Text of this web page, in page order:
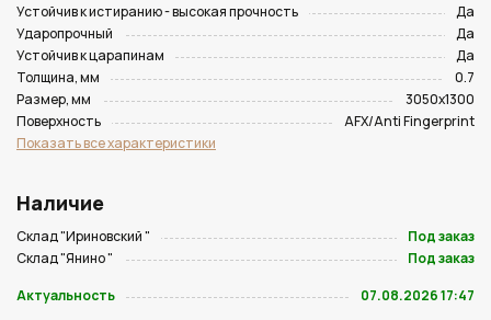
Устойчив к истиранию - высокая прочность
Да
Ударопрочный
Да
Устойчив к царапинам
Да
Толщина, мм
0.7
Размер, мм
3050х1300
Поверхность
AFX/Anti Fingerprint
Показать все характеристики
Наличие
Склад "Ириновский "
Под заказ
Склад "Янино "
Под заказ
Актуальность
07.08.2026 17:47